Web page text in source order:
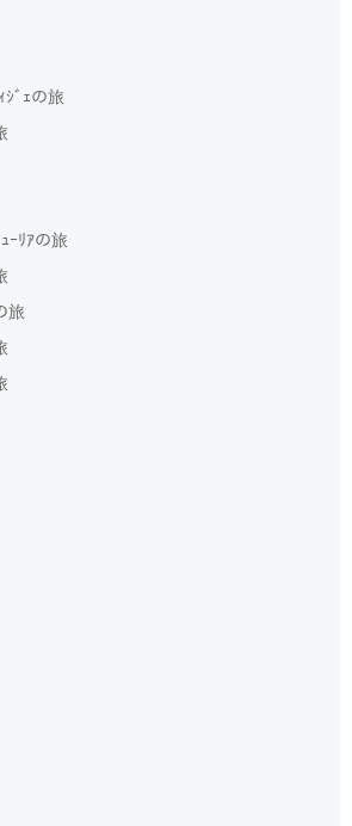
ｼﾞｪの旅
ｰﾘｱの旅
旅